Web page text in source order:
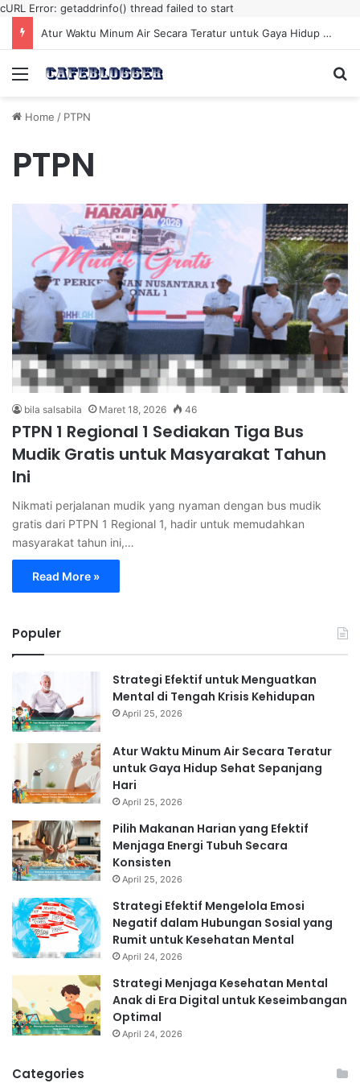
cURL Error: getaddrinfo() thread failed to start
Atur Waktu Minum Air Secara Teratur untuk Gaya Hidup Sehat Sepanjang Hari
Menu
Home / PTPN
PTPN
bila salsabila Maret 18, 2026 46
PTPN 1 Regional 1 Sediakan Tiga Bus
Mudik Gratis untuk Masyarakat Tahun
Ini
Nikmati perjalanan mudik yang nyaman dengan bus mudik
gratis dari PTPN 1 Regional 1, hadir untuk memudahkan
masyarakat tahun ini,…
Read More »
Populer
Strategi Efektif untuk Menguatkan
Mental di Tengah Krisis Kehidupan
April 25, 2026
Atur Waktu Minum Air Secara Teratur
untuk Gaya Hidup Sehat Sepanjang
Hari
April 25, 2026
Pilih Makanan Harian yang Efektif
Menjaga Energi Tubuh Secara
Konsisten
April 25, 2026
Strategi Efektif Mengelola Emosi
Negatif dalam Hubungan Sosial yang
Rumit untuk Kesehatan Mental
April 24, 2026
Strategi Menjaga Kesehatan Mental
Anak di Era Digital untuk Keseimbangan
Optimal
April 24, 2026
Categories